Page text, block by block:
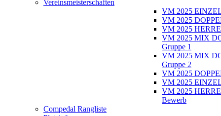
Vereinsmeisterschaften
VM 2025
VM 2025
VM 2025
VM 2025 MIX
Gruppe 1
VM 2025 MIX
Gruppe 2
VM 2025
VM 2025
VM 2025
Bewerb
Compedal Rangliste